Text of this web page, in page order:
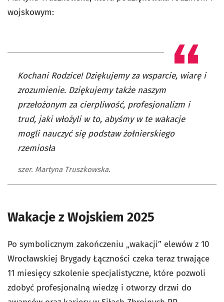
wojskowym:
Kochani Rodzice! Dziękujemy za wsparcie, wiarę i
zrozumienie. Dziękujemy także naszym
przełożonym za cierpliwość, profesjonalizm i
trud, jaki włożyli w to, abyśmy w te wakacje
mogli nauczyć się podstaw żołnierskiego
rzemiosła
szer. Martyna Truszkowska.
Wakacje z Wojskiem 2025
Po symbolicznym zakończeniu „wakacji” elewów z 10
Wrocławskiej Brygady Łączności czeka teraz trwające
11 miesięcy szkolenie specjalistyczne, które pozwoli
zdobyć profesjonalną wiedzę i otworzy drzwi do